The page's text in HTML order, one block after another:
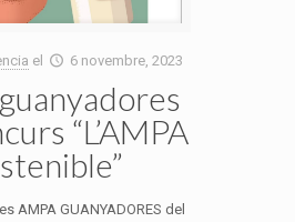
el 6 novembre, 2023
“L’AMPA
AMPA GUANYADORES del